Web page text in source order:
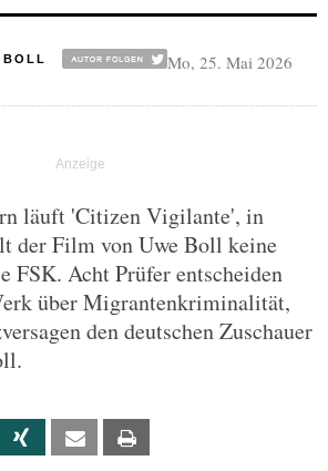
BOLL Mo, 25. Mai 2026
läuft 'Citizen Vigilante', in
der Film von Uwe Boll keine
FSK. Acht Prüfer entscheiden
über Migrantenkriminalität,
den deutschen Zuschauer
Linkedin Xing Email